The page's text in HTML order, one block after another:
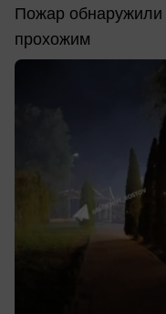
Пожар обнаружили
прохожим